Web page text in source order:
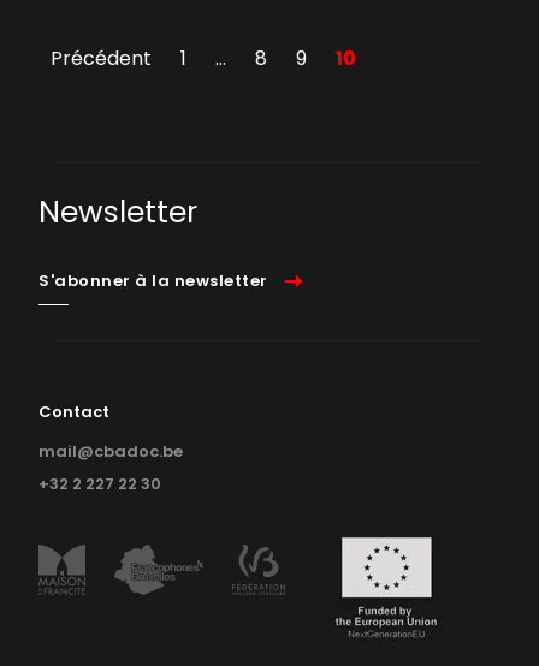
Précédent 1 … 8 9 10
Newsletter
S'abonner à la newsletter
Contact
mail@cbadoc.be
+32 2 227 22 30